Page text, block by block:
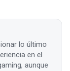
lo último
en el
aunque